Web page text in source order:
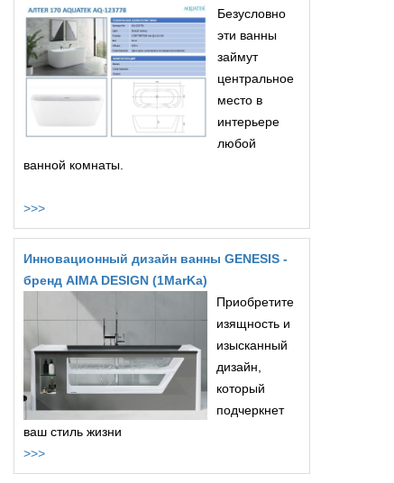
Безусловно
эти ванны
займут
центральное
место в
интерьере
любой
ванной комнаты.
>>>
Инновационный дизайн ванны GENESIS -
бренд AIMA DESIGN (1MarKa)
Приобретите
изящность и
изысканный
дизайн,
который
подчеркнет
ваш стиль жизни
>>>